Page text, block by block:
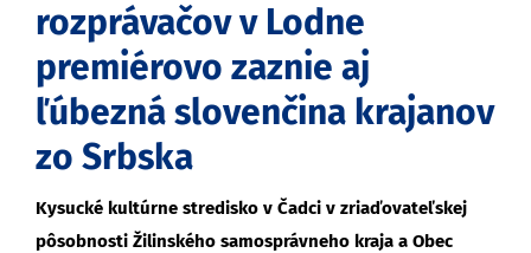
rozprávačov v Lodne
premiérovo zaznie aj
ľúbezná slovenčina krajanov
zo Srbska
Kysucké kultúrne stredisko v Čadci v zriaďovateľskej
pôsobnosti Žilinského samosprávneho kraja a Obec